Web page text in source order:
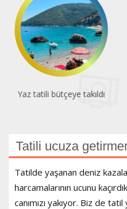
Pati izi: İstanbul'un su
Tatili ucuza
Tatilde yaşanan deniz
harcamalarının ucunu
canımızı yakıyor. Biz de